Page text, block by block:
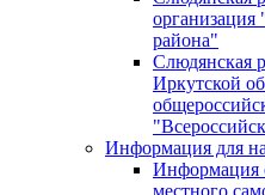
района"
Слюдянская
Иркутской
Информация для
Информация
местного